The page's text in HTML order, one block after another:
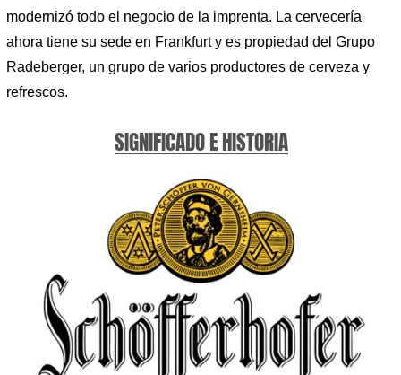
modernizó todo el negocio de la imprenta. La cervecería
ahora tiene su sede en Frankfurt y es propiedad del Grupo
Radeberger, un grupo de varios productores de cerveza y
refrescos.
SIGNIFICADO E HISTORIA